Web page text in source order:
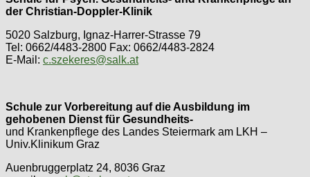
der Christian-Doppler-Klinik
5020 Salzburg, Ignaz-Harrer-Strasse 79
Tel: 0662/4483-2800 Fax: 0662/4483-2824
E-Mail: c.szekeres@salk.at
Schule zur Vorbereitung auf die Ausbildung im
gehobenen Dienst für Gesundheits-
und Krankenpflege des Landes Steiermark am LKH –
Univ.Klinikum Graz
Auenbruggerplatz 24, 8036 Graz